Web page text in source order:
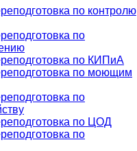
по контролю
по
по КИПиА
по моющим
по
по ЦОД
по